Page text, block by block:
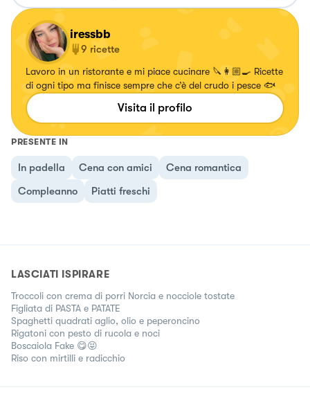
iressbb
9 ricette
Lavoro in un ristorante e mi piace cucinare 🔪👩🏼‍🍳 Ricette
di ogni tipo ma finisce sempre che c’è del crudo i pesce 🐟
Visita il profilo
PRESENTE IN
In padella Cena con amici
Cena romantica
Compleanno
Piatti freschi
LASCIATI ISPIRARE
Troccoli con crema di porri Norcia e nocciole tostate
Figliata di PASTA e PATATE
Spaghetti quadrati aglio, olio e peperoncino
Rigatoni con pesto di rucola e noci
Boscaiola Fake 😋😝
Riso con mirtilli e radicchio